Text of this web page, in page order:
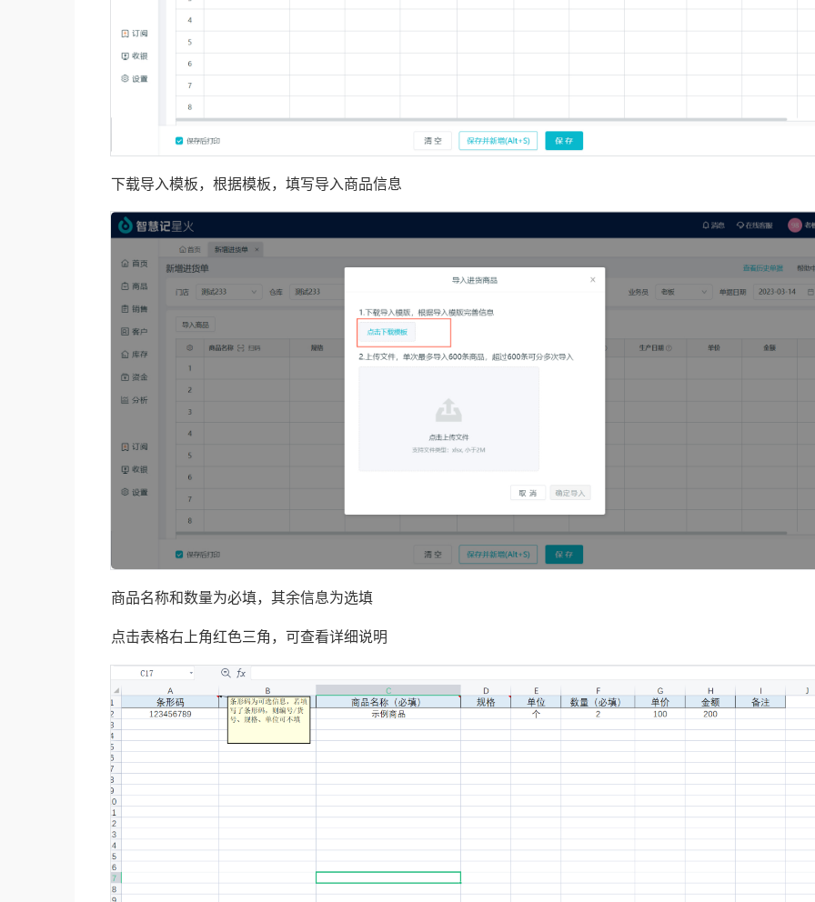
下载导入模板，根据模板，填写导入商品信息
商品名称和数量为必填，其余信息为选填
点击表格右上角红色三角，可查看详细说明